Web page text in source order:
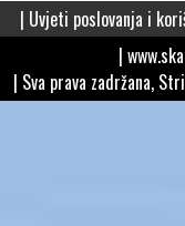
| Uvjeti poslovanja i
|
| Sva prava zadržana,